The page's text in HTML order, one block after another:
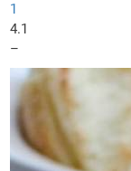
1
4.1
–